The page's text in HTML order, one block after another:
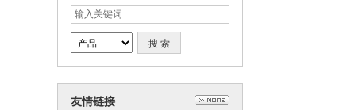
友情链接